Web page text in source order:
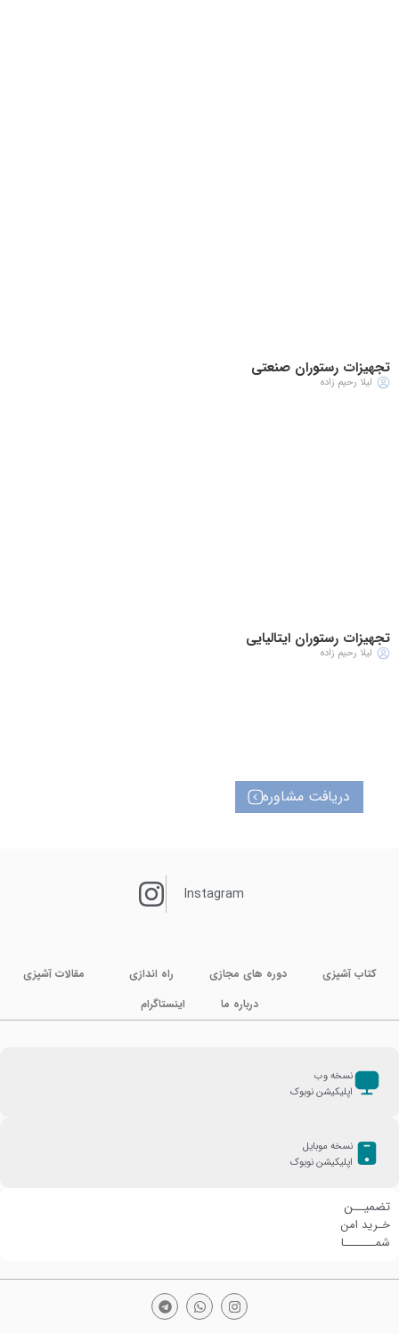
تجهیزات رستوران صنعتی
لیلا رحیم زاده
تجهیزات رستوران ایتالیایی
لیلا رحیم زاده
دریافت مشاوره
Instagram
کتاب آشپزی دوره های مجازی راه اندازی
مقالات آشپزی
درباره ما
اینستاگرام
نسخه وب
اپلیکیشن نوبوک
نسخه موبایل
اپلیکیشن نوبوک
تضمیــن
خـرید امن
شمـــــــا